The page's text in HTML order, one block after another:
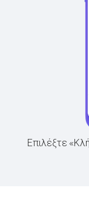
Επιλέξτε